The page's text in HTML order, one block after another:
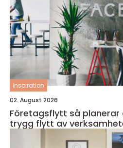
inspiration
02. August 2026
Företagsflytt så planerar du en smidig och
trygg flytt av